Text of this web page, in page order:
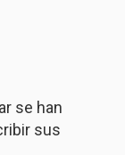
se han
sus